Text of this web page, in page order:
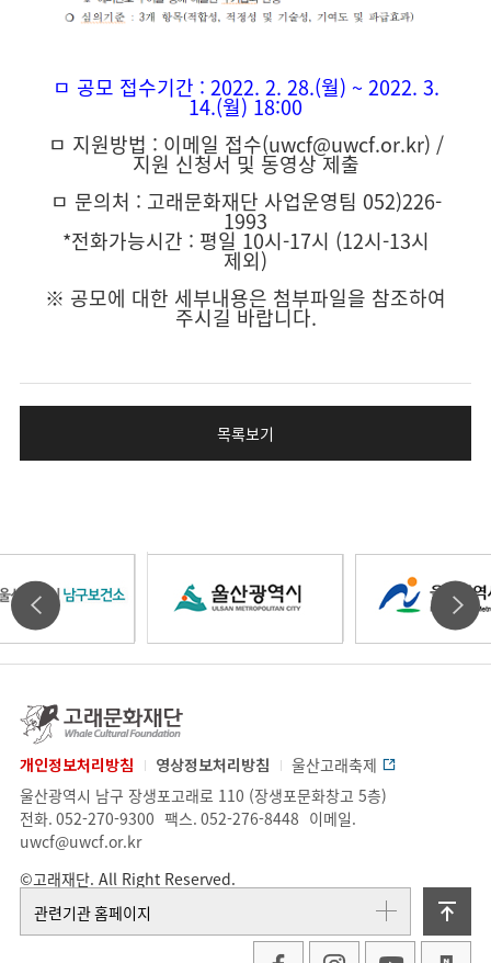
ㅁ 공모 접수기간 : 2022. 2. 28.(월) ~ 2022. 3.
14.(월) 18:00
ㅁ 지원방법 : 이메일 접수(uwcf@uwcf.or.kr) /
지원 신청서 및 동영상 제출
ㅁ 문의처 : 고래문화재단 사업운영팀 052)226-
1993
*전화가능시간 : 평일 10시-17시 (12시-13시
제외)
※ 공모에 대한 세부내용은 첨부파일을 참조하여
주시길 바랍니다.
목록보기
울
광
울
광
시
울
시
기
관
배
너
슬
라
고
래
문
재
단
개인정보처리방침 영상정보처리방침
울산고래축제
업
체
정
주
소.
울산광역시 남구 장생포고래로 110 (장생포문화창고 5층)
전화. 052-270-9300 팩스. 052-276-8448 이메일.
uwcf@uwcf.or.kr
©고래재단. All Right Reserved.
관련기관 홈페이지
위